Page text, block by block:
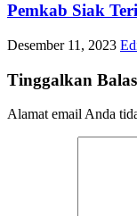
Pemkab Siak
Desember 11, 2023
Tinggalkan
Alamat email Anda